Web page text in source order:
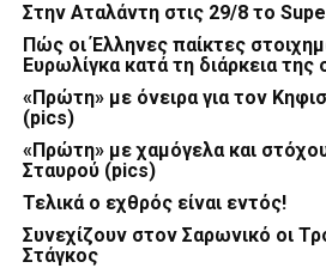
Στην Αταλάντη στις 29/8 το
Πώς οι Έλληνες παίκτες
Ευρωλίγκα κατά τη διάρκεια της
«Πρώτη» με όνειρα για τον
(pics)
«Πρώτη» με χαμόγελα και
Σταυρού (pics)
Τελικά ο εχθρός είναι εντός!
Συνεχίζουν στον Σαρωνικό οι
Στάγκος